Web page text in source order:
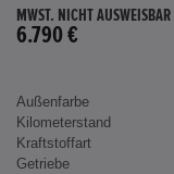
MWST. NICHT AUSWEISBAR
6.790 €
Außenfarbe
Kilometerstand
Kraftstoffart
Getriebe